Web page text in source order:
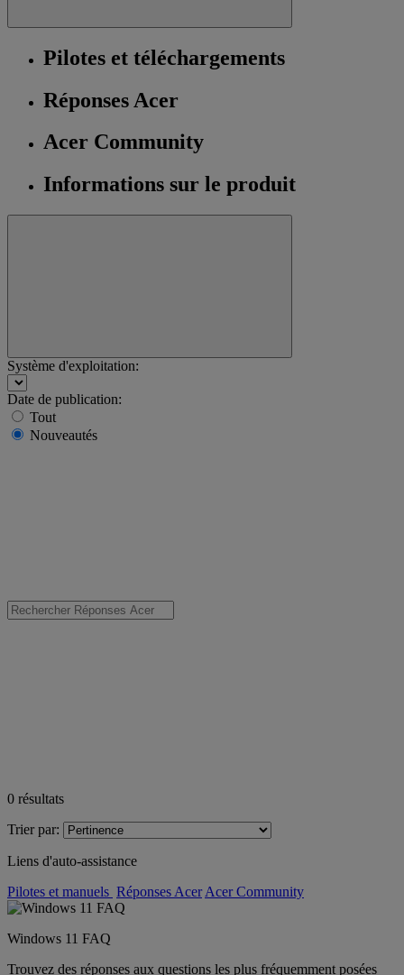
Pilotes et téléchargements
Réponses Acer
Acer Community
Informations sur le produit
Système d'exploitation:
Date de publication:
Tout
Nouveautés
0 résultats
Trier par:
Liens d'auto-assistance
Pilotes et manuels Réponses Acer Acer Community
Windows 11 FAQ
Trouvez des réponses aux questions les plus fréquemment posées